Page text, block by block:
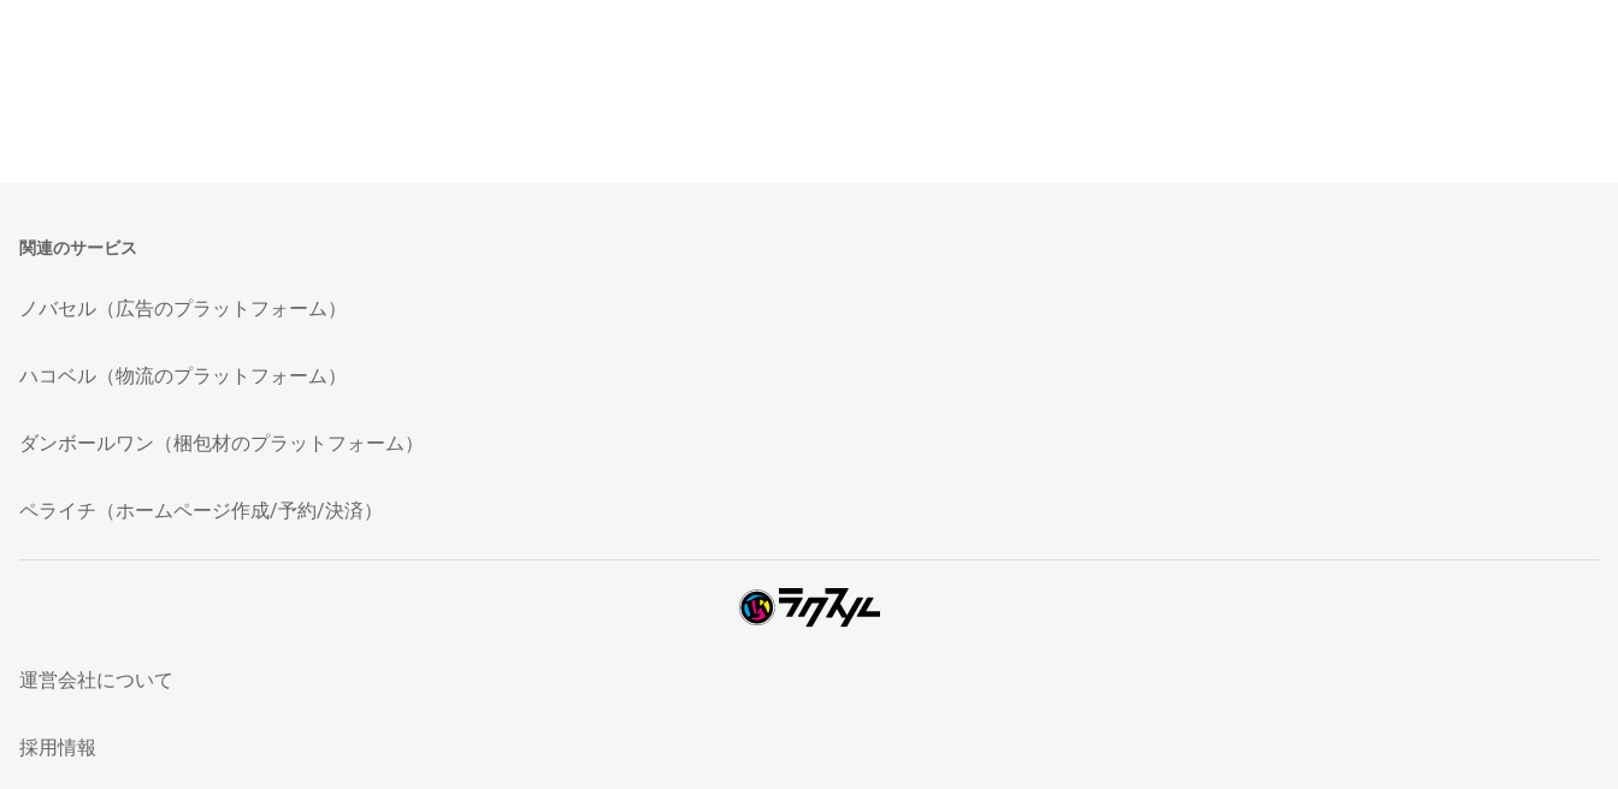
関連のサービス
ノバセル（広告のプラットフォーム）
ハコベル（物流のプラットフォーム）
ダンボールワン（梱包材のプラットフォーム）
ペライチ（ホームページ作成/予約/決済）
運営会社について
採用情報